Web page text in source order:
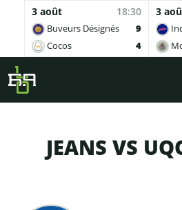
3 août 18:30
Buveurs Désignés
9
Cocos
4
3
Skip to main content
JEANS VS